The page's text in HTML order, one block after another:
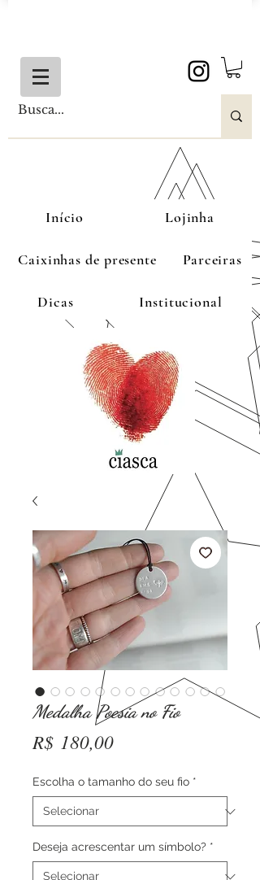
Início Lojinha
Caixinhas de presente Parceiras
Dicas Institucional
Medalha Poesia no Fio
R$ 180,00Preço
Escolha o tamanho do seu fio *
Deseja acrescentar um símbolo? *